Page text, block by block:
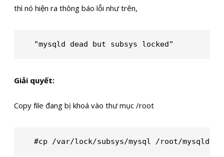
thì nó hiện ra thông báo lỗi như trên,
"mysqld dead but subsys locked"
Giải quyết:
Copy file đang bị khoá vào thư mục /root
#cp /var/lock/subsys/mysql /root/mysqld